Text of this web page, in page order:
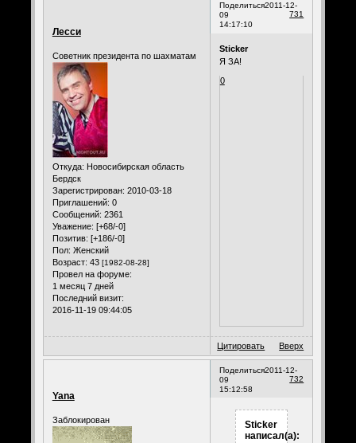
Поделиться
731
2011-12-
09
14:17:10
Лесси
Советник президента по шахматам
Откуда: Новосибирская область
Бердск
Зарегистрирован: 2010-03-18
Приглашений: 0
Сообщений: 2361
Уважение: [+68/-0]
Позитив: [+186/-0]
Пол: Женский
Возраст: 43 [1982-08-28]
Провел на форуме:
1 месяц 7 дней
Последний визит:
2016-11-19 09:44:05
Sticker
Я ЗА!
0
Цитировать Вверх
Поделиться
732
2011-12-
09
15:12:58
Yana
Заблокирован
Sticker
написал(а):